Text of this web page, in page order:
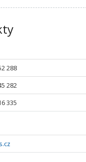
288
282
335